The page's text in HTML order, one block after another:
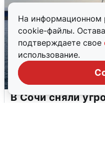
На информационном
cookie-файлы.
подтверждаете свое
использование.
В Сочи сняли